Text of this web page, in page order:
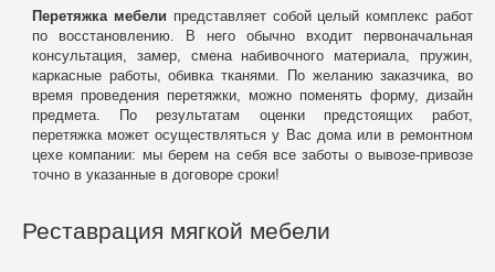
Перетяжка мебели представляет собой целый комплекс работ
по восстановлению. В него обычно входит первоначальная
консультация, замер, смена набивочного материала, пружин,
каркасные работы, обивка тканями. По желанию заказчика, во
время проведения перетяжки, можно поменять форму, дизайн
предмета. По результатам оценки предстоящих работ,
перетяжка может осуществляться у Вас дома или в ремонтном
цехе компании: мы берем на себя все заботы о вывозе-привозе
точно в указанные в договоре сроки!
Реставрация мягкой мебели